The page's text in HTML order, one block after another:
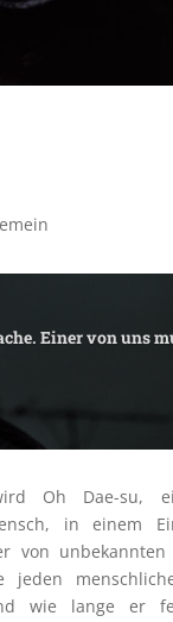
Einer von uns
Oh Dae-su,
in einem
von
jeden
wie lange er